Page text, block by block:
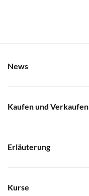
News
Kaufen und Verkaufen
Erläuterung
Kurse